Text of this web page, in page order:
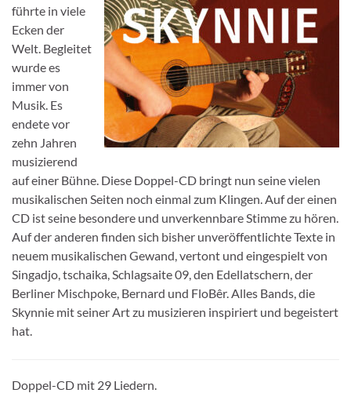
führte in viele
Ecken der
Welt. Begleitet
wurde es
immer von
Musik. Es
endete vor
zehn Jahren
musizierend
auf einer Bühne. Diese Doppel-CD bringt nun seine vielen
musikalischen Seiten noch einmal zum Klingen. Auf der einen
CD ist seine besondere und unverkennbare Stimme zu hören.
Auf der anderen finden sich bisher unveröffentlichte Texte in
neuem musikalischen Gewand, vertont und eingespielt von
Singadjo, tschaika, Schlagsaite 09, den Edellatschern, der
Berliner Mischpoke, Bernard und FloBêr. Alles Bands, die
Skynnie mit seiner Art zu musizieren inspiriert und begeistert
hat.
Doppel-CD mit 29 Liedern.